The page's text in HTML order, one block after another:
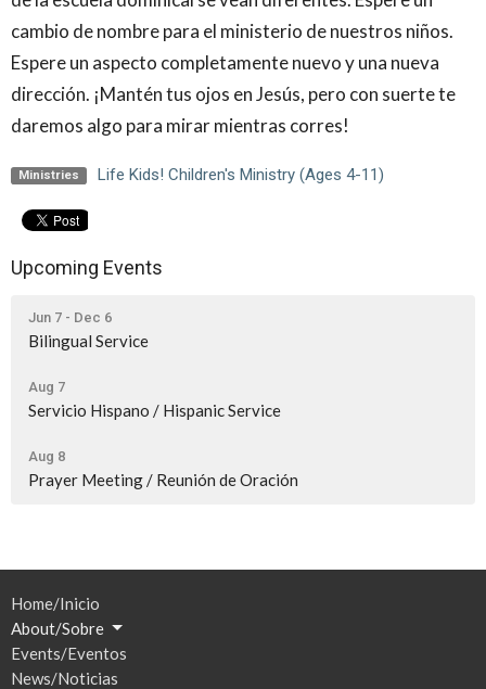
cambio de nombre para el ministerio de nuestros niños.
Espere un aspecto completamente nuevo y una nueva
dirección. ¡Mantén tus ojos en Jesús, pero con suerte te
daremos algo para mirar mientras corres!
Ministries Life Kids! Children's Ministry (Ages 4-11)
Upcoming Events
Jun 7 - Dec 6
Bilingual Service
Aug 7
Servicio Hispano / Hispanic Service
Aug 8
Prayer Meeting / Reunión de Oración
Home/Inicio
About/Sobre
Events/Eventos
News/Noticias